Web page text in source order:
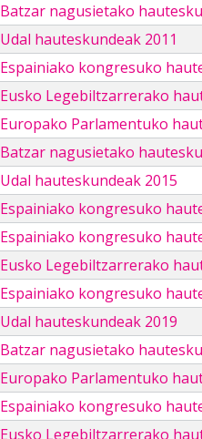
Batzar nagusietako
Udal hauteskundeak 2011
Espainiako kongresuko
Eusko Legebiltzarrerako
Europako Parlamentuko
Batzar nagusietako
Udal hauteskundeak 2015
Espainiako kongresuko
Espainiako kongresuko
Eusko Legebiltzarrerako
Espainiako kongresuko
Udal hauteskundeak 2019
Batzar nagusietako
Europako Parlamentuko
Espainiako kongresuko
Eusko Legebiltzarrerako